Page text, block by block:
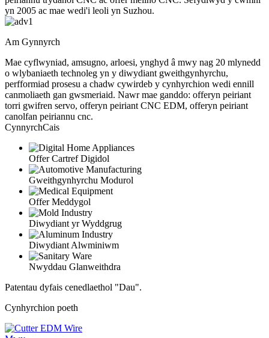
yn 2005 ac mae wedi'i leoli yn Suzhou.
Am Gynnyrch
Mae cyflwyniad, amsugno, arloesi, ynghyd â mwy nag 20 mlynedd
o wlybaniaeth technoleg yn y diwydiant gweithgynhyrchu,
perfformiad prosesu a chadw cywirdeb y cynhyrchion wedi ennill
canmoliaeth gan gwsmeriaid. Nawr mae ganddo: offeryn peiriant
torri gwifren servo, offeryn peiriant CNC EDM, offeryn peiriant
canolfan peiriannu cnc.
CynnyrchCais
Offer Cartref Digidol
Gweithgynhyrchu Modurol
Offer Meddygol
Diwydiant yr Wyddgrug
Diwydiant Alwminiwm
Nwyddau Glanweithdra
Patentau dyfais cenedlaethol "Dau".
Cynhyrchion poeth